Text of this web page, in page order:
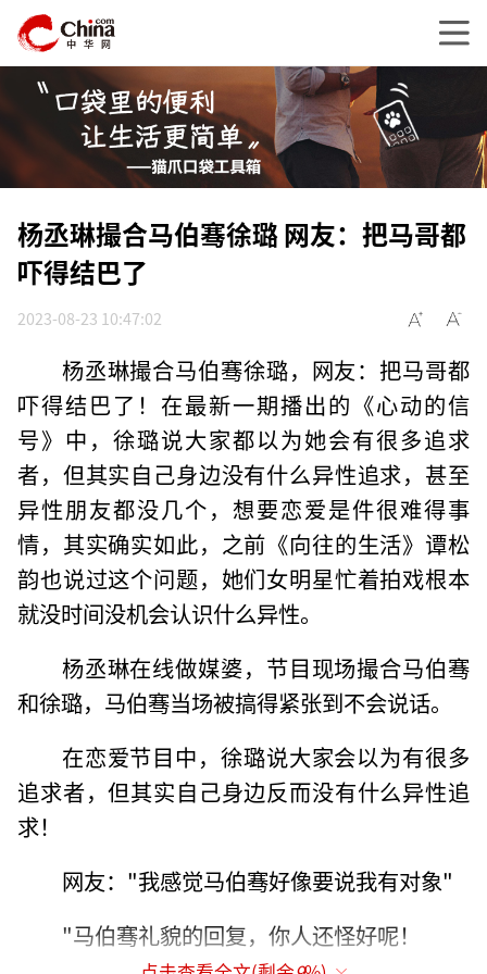
杨丞琳撮合马伯骞徐璐 网友：把马哥都
吓得结巴了
2023-08-23 10:47:02
杨丞琳撮合马伯骞徐璐，网友：把马哥都
吓得结巴了！在最新一期播出的《心动的信
号》中，徐璐说大家都以为她会有很多追求
者，但其实自己身边没有什么异性追求，甚至
异性朋友都没几个，想要恋爱是件很难得事
情，其实确实如此，之前《向往的生活》谭松
韵也说过这个问题，她们女明星忙着拍戏根本
就没时间没机会认识什么异性。
杨丞琳在线做媒婆，节目现场撮合马伯骞
和徐璐，马伯骞当场被搞得紧张到不会说话。
在恋爱节目中，徐璐说大家会以为有很多
追求者，但其实自己身边反而没有什么异性追
求！
网友："我感觉马伯骞好像要说我有对象"
"马伯骞礼貌的回复，你人还怪好呢！